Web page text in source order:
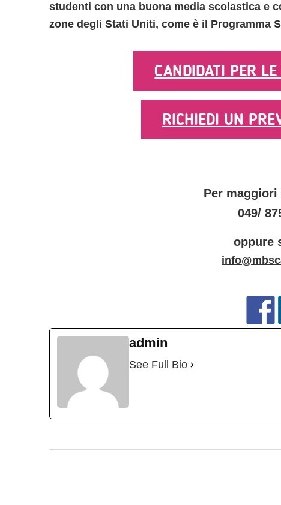
studenti con una buona media scolastica e
zone degli Stati Uniti, come è il Programma
CANDIDATI PER
RICHIEDI UN
Per
049/
oppure
admin
See Full Bio